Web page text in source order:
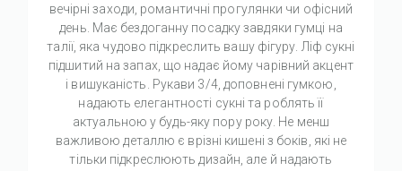
вечірні заходи, романтичні прогулянки чи офісний
день. Має бездоганну посадку завдяки гумці на
талії, яка чудово підкреслить вашу фігуру. Ліф сукні
підшитий на запах, що надає йому чарівний акцент
і вишуканість. Рукави 3/4, доповнені гумкою,
надають елегантності сукні та роблять її
актуальною у будь-яку пору року. Не менш
важливою деталлю є врізні кишені з боків, які не
тільки підкреслюють дизайн, але й надають